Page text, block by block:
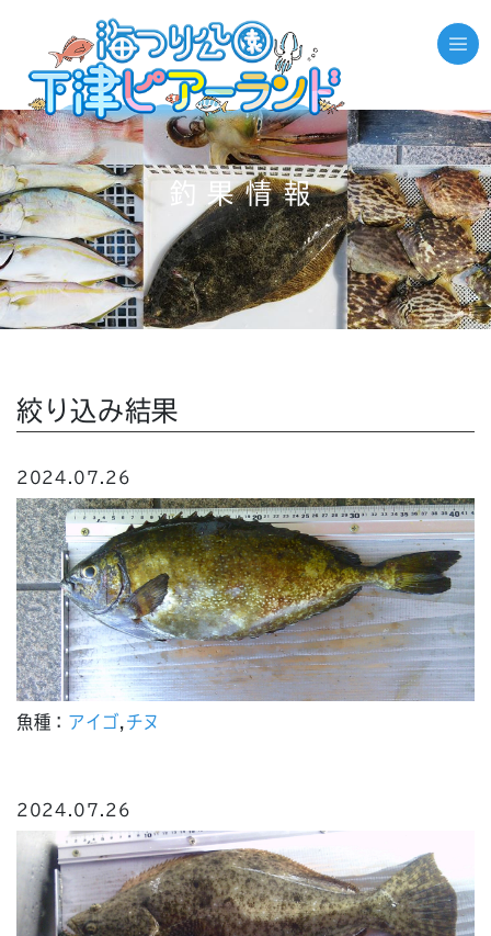
釣果情報
絞り込み結果
2024.07.26
魚種： アイゴ, チヌ
2024.07.26